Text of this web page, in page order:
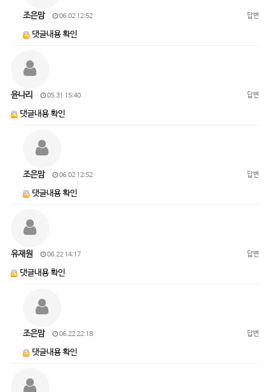
조은맘 06.02 12:52 답변
댓글내용 확인
윤나리 05.31 15:40 답변
댓글내용 확인
조은맘 06.02 12:52 답변
댓글내용 확인
유재원 06.22 14:17 답변
댓글내용 확인
조은맘 06.22 22:18 답변
댓글내용 확인